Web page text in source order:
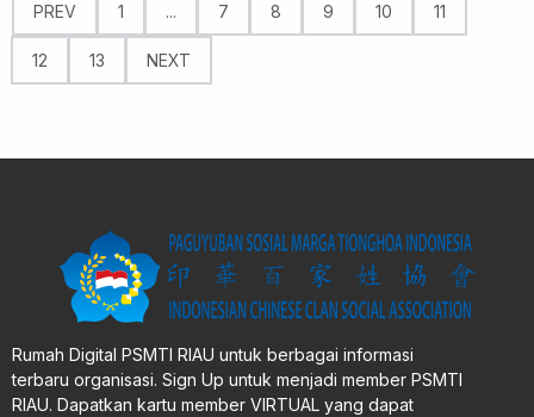
PREV 1 ... 7 8 9 10 11
12 13 NEXT
Rumah Digital PSMTI RIAU untuk berbagai informasi
terbaru organisasi. Sign Up untuk menjadi member PSMTI
RIAU. Dapatkan kartu member VIRTUAL yang dapat